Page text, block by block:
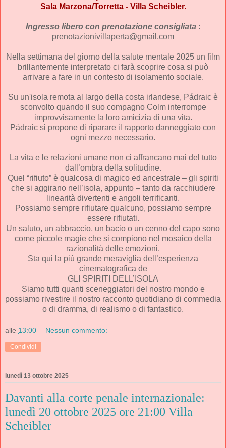
Sala Marzona/Torretta - Villa Scheibler.
Ingresso libero con prenotazione consigliata :
prenotazionivillaperta@gmail.com
Nella settimana del giorno della salute mentale 2025 un film
brillantemente interpretato ci farà scoprire cosa si può
arrivare a fare in un contesto di isolamento sociale.
Su un'isola remota al largo della costa irlandese, Pádraic è
sconvolto quando il suo compagno Colm interrompe
improvvisamente la loro amicizia di una vita.
Pádraic si propone di riparare il rapporto danneggiato con
ogni mezzo necessario.
La vita e le relazioni umane non ci affrancano mai del tutto
dall’ombra della solitudine.
Quel “rifiuto” è qualcosa di magico ed ancestrale – gli spiriti
che si aggirano nell’isola, appunto – tanto da racchiudere
linearità divertenti e angoli terrificanti.
Possiamo sempre rifiutare qualcuno, possiamo sempre
essere rifiutati.
Un saluto, un abbraccio, un bacio o un cenno del capo sono
come piccole magie che si compiono nel mosaico della
razionalità delle emozioni.
Sta qui la più grande meraviglia dell’esperienza
cinematografica de
GLI SPIRITI DELL’ISOLA
Siamo tutti quanti sceneggiatori del nostro mondo e
possiamo rivestire il nostro racconto quotidiano di commedia
o di dramma, di realismo o di fantastico.
alle 13:00 Nessun commento:
Condividi
lunedì 13 ottobre 2025
Davanti alla corte penale internazionale:
lunedì 20 ottobre 2025 ore 21:00 Villa
Scheibler